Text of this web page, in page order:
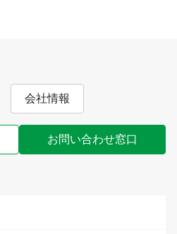
会社情報
お問い合わせ窓口